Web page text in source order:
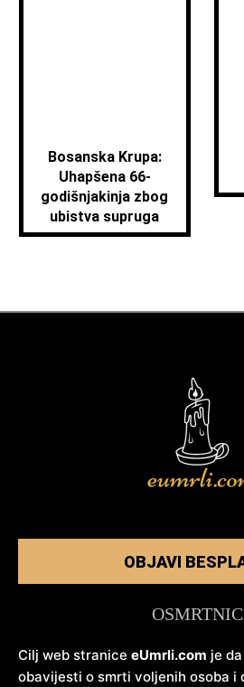
Bosanska Krupa:
Uhapšena 66-
godišnjakinja zbog
ubistva supruga
OBJAVI
Cilj web stranice eUmrli.com je
obavijesti o smrti voljenih osoba i